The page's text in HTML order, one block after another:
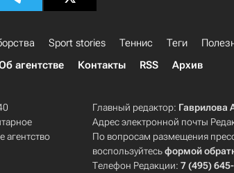
Sport stories Теннис Теги
агентстве Контакты RSS Архив
Главный редактор: Гаврилова
Адрес электронной почты
По вопросам размещения
воспользуйтесьформой
Телефон Редакции:7 (495)